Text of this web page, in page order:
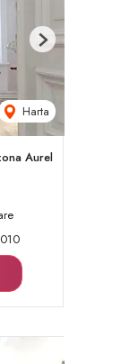
Harta
Next
Aurel